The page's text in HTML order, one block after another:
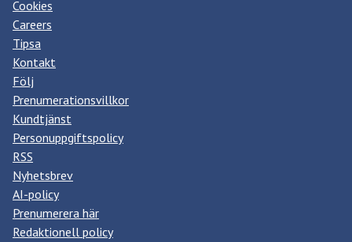
Cookies
Careers
Tipsa
Kontakt
Följ
Prenumerationsvillkor
Kundtjänst
Personuppgiftspolicy
RSS
Nyhetsbrev
AI-policy
Prenumerera här
Redaktionell policy